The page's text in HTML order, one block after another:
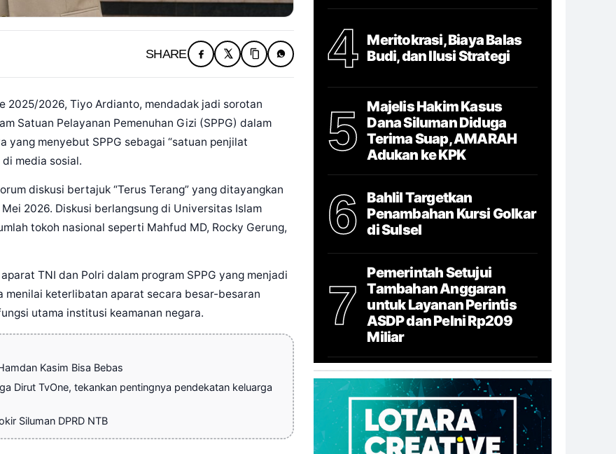
SHARE
2025/2026, Tiyo Ardianto, mendadak jadi sorotan
Satuan Pelayanan Pemenuhan Gizi (SPPG) dalam
menyebut SPPG sebagai “satuan penjilat
media sosial.
diskusi bertajuk “Terus Terang” yang ditayangkan
2026. Diskusi berlangsung di Universitas Islam
tokoh nasional seperti Mahfud MD, Rocky Gerung,
TNI dan Polri dalam program SPPG yang menjadi
menilai keterlibatan aparat secara besar-besaran
utama institusi keamanan negara.
Kasim Bisa Bebas
Dirut TvOne, tekankan pentingnya pendekatan keluarga
Siluman DPRD NTB
4
Meritokrasi, Biaya Balas
Budi, dan Ilusi Strategi
5
Majelis Hakim Kasus
Dana Siluman Diduga
Terima Suap, AMARAH
Adukan ke KPK
6
Bahlil Targetkan
Penambahan Kursi Golkar
di Sulsel
7
Pemerintah Setujui
Tambahan Anggaran
untuk Layanan Perintis
ASDP dan Pelni Rp209
Miliar